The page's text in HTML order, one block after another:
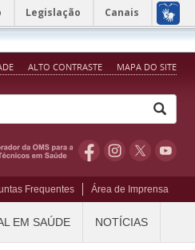
Legislação Canais
ALTO CONTRASTE MAPA DO SITE
Frequentes Área de Imprensa
EM SAÚDE NOTÍCIAS